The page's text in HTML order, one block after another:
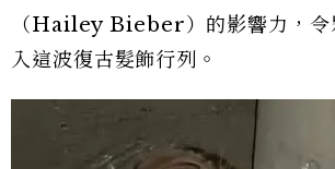
（Hailey Bieber）的影響力，令
入這波復古髮飾行列。